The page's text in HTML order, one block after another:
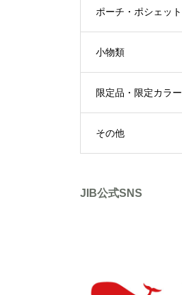
ポーチ・ポシェット
小物類
限定品・限定カラー
その他
JIB公式SNS